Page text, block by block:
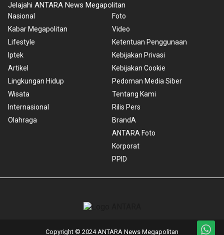
Jelajahi ANTARA News Megapolitan
Nasional
Kabar Megapolitan
Lifestyle
Iptek
Artikel
Lingkungan Hidup
Wisata
Internasional
Olahraga
Foto
Video
Ketentuan Penggunaan
Kebijakan Privasi
Kebijakan Cookie
Pedoman Media Siber
Tentang Kami
Rilis Pers
BrandA
ANTARA Foto
Korporat
PPID
Copyright © 2024 ANTARA News Megapolitan